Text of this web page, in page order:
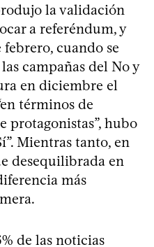
la validación
a referéndum, y
cuando se
campañas del No y
en diciembre el
términos de
hubo
Mientras tanto, en
desequilibrada en
más
de las noticias